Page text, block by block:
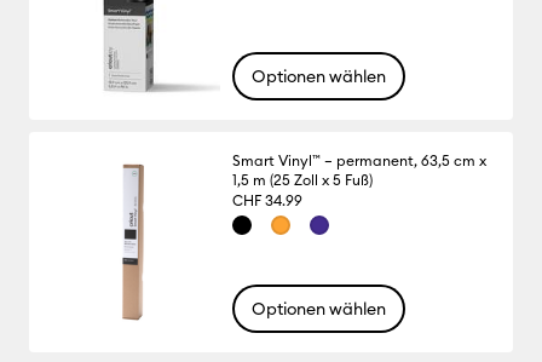
Optionen wählen
Smart Vinyl™ – permanent, 63,5 cm x
1,5 m (25 Zoll x 5 Fuß)
CHF 34.99
Optionen wählen